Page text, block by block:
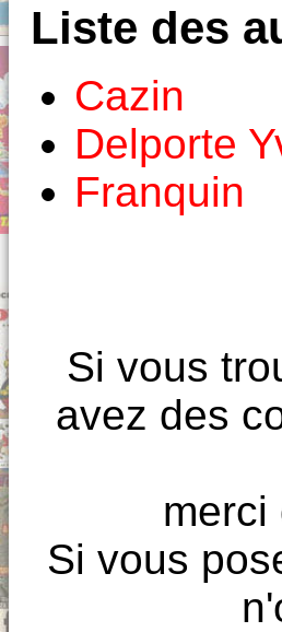
Liste des
Cazin
Delporte
Franquin
Si vous
avez des
merci
Si vous